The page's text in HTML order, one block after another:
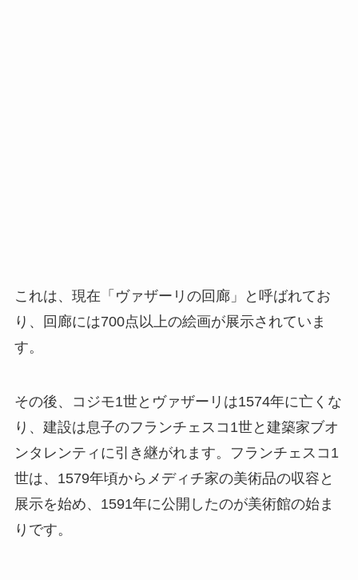
これは、現在「ヴァザーリの回廊」と呼ばれてお
り、回廊には700点以上の絵画が展示されていま
す。
その後、コジモ1世とヴァザーリは1574年に亡くな
り、建設は息子のフランチェスコ1世と建築家ブオ
ンタレンティに引き継がれます。フランチェスコ1
世は、1579年頃からメディチ家の美術品の収容と
展示を始め、1591年に公開したのが美術館の始ま
りです。